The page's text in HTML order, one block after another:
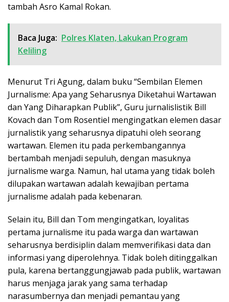
tambah Asro Kamal Rokan.
Baca Juga: Polres Klaten, Lakukan Program
Keliling
Menurut Tri Agung, dalam buku “Sembilan Elemen
Jurnalisme: Apa yang Seharusnya Diketahui Wartawan
dan Yang Diharapkan Publik”, Guru jurnalislistik Bill
Kovach dan Tom Rosentiel mengingatkan elemen dasar
jurnalistik yang seharusnya dipatuhi oleh seorang
wartawan. Elemen itu pada perkembangannya
bertambah menjadi sepuluh, dengan masuknya
jurnalisme warga. Namun, hal utama yang tidak boleh
dilupakan wartawan adalah kewajiban pertama
jurnalisme adalah pada kebenaran.
Selain itu, Bill dan Tom mengingatkan, loyalitas
pertama jurnalisme itu pada warga dan wartawan
seharusnya berdisiplin dalam memverifikasi data dan
informasi yang diperolehnya. Tidak boleh ditinggalkan
pula, karena bertanggungjawab pada publik, wartawan
harus menjaga jarak yang sama terhadap
narasumbernya dan menjadi pemantau yang